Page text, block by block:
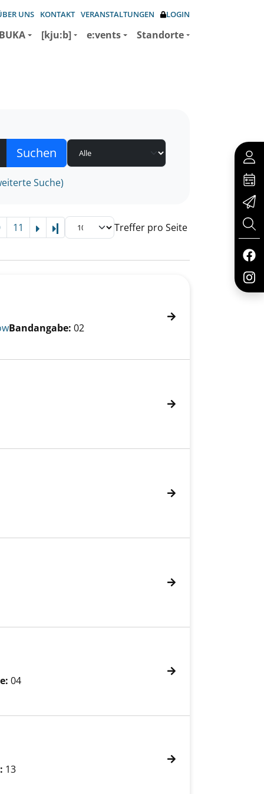
UNS KONTAKT VERANSTALTUNGEN LOGIN
[kju:b] e:vents Standorte
Suche)
11 Letzte Seite Treffer pro Seite
Bandangabe: 02
04
13